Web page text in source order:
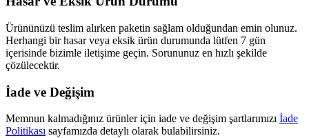
Ürününüzü teslim alırken paketin sağlam olduğundan emin olunuz.
Herhangi bir hasar veya eksik ürün durumunda lütfen 7 gün
içerisinde bizimle iletişime geçin. Sorununuz en hızlı şekilde
çözülecektir.
İade ve Değişim
Memnun kalmadığınız ürünler için iade ve değişim şartlarımızı İade
Politikası sayfamızda detaylı olarak bulabilirsiniz.